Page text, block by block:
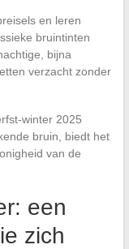
en leren
bruintinten
bijna
verzacht zonder
winter 2025
bruin, biedt het
van de
een
zich